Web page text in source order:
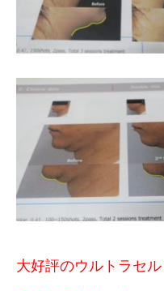
大好評のウルトラセ